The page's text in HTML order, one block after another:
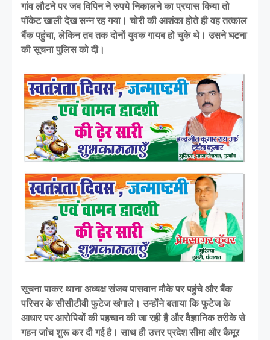
गांव लौटने पर जब विपिन ने रुपये निकालने का प्रयास किया तो
पॉकेट खाली देख सन्न रह गया। चोरी की आशंका होते ही वह तत्काल
बैंक पहुंचा, लेकिन तब तक दोनों युवक गायब हो चुके थे। उसने घटना
की सूचना पुलिस को दी।
सूचना पाकर थाना अध्यक्ष संजय पासवान मौके पर पहुंचे और बैंक
परिसर के सीसीटीवी फुटेज खंगाले। उन्होंने बताया कि फुटेज के
आधार पर आरोपियों की पहचान की जा रही है और वैज्ञानिक तरीके से
गहन जांच शुरू कर दी गई है। साथ ही उत्तर प्रदेश सीमा और कैमूर